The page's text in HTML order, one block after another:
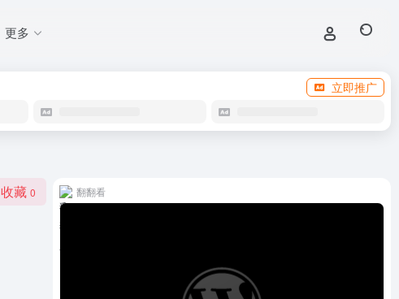
更多
立即推广
收藏 0 翻翻看